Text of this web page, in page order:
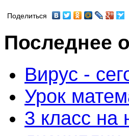
Поделиться
Последнее
Вирус -
Урок
3 класс на